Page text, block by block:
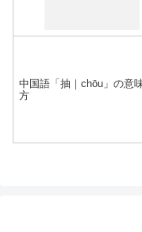
中国語「抽｜chōu」の意
方